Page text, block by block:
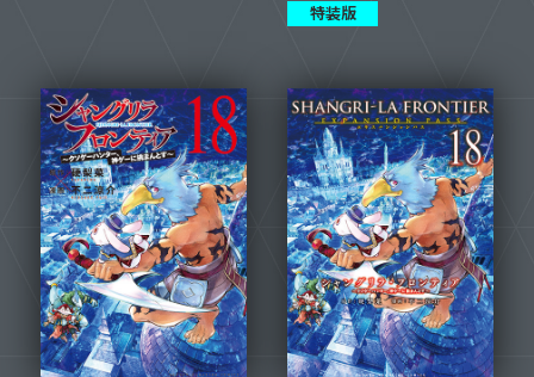
特装版